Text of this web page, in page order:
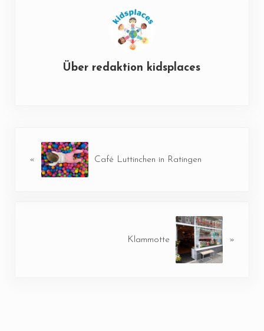
Über redaktion kidsplaces
« Café Luttinchen in Ratingen
Klammotte »